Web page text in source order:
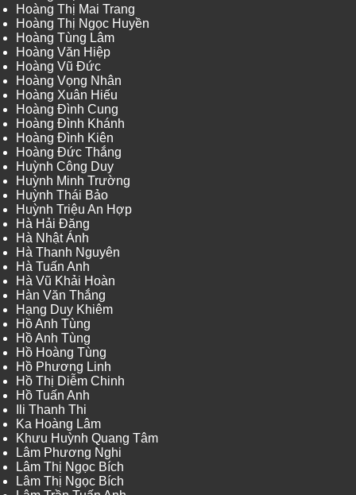
Hoàng Thị Mai Trang
Hoàng Thị Ngọc Huyền
Hoàng Tùng Lâm
Hoàng Văn Hiệp
Hoàng Vũ Đức
Hoàng Vọng Nhân
Hoàng Xuân Hiếu
Hoàng Đình Cung
Hoàng Đình Khánh
Hoàng Đình Kiên
Hoàng Đức Thắng
Huỳnh Công Duy
Huỳnh Minh Trường
Huỳnh Thái Bảo
Huỳnh Triệu An Hợp
Hà Hải Đăng
Hà Nhật Ánh
Hà Thanh Nguyên
Hà Tuấn Anh
Hà Vũ Khải Hoàn
Hàn Văn Thắng
Hạng Duy Khiêm
Hồ Anh Tùng
Hồ Anh Tùng
Hồ Hoàng Tùng
Hồ Phương Linh
Hồ Thị Diễm Chinh
Hồ Tuấn Anh
Ili Thanh Thi
Ka Hoàng Lâm
Khưu Huỳnh Quang Tâm
Lâm Phương Nghi
Lâm Thị Ngọc Bích
Lâm Thị Ngọc Bích